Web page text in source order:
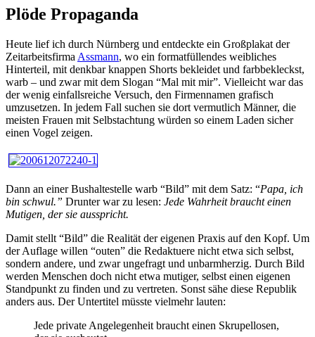
Plöde Propaganda
Heute lief ich durch Nürnberg und entdeckte ein Großplakat der
Zeitarbeitsfirma Assmann, wo ein formatfüllendes weibliches
Hinterteil, mit denkbar knappen Shorts bekleidet und farbbekleckst,
warb – und zwar mit dem Slogan “Mal mit mir”. Vielleicht war das
der wenig einfallsreiche Versuch, den Firmennamen grafisch
umzusetzen. In jedem Fall suchen sie dort vermutlich Männer, die
meisten Frauen mit Selbstachtung würden so einem Laden sicher
einen Vogel zeigen.
Dann an einer Bushaltestelle warb “Bild” mit dem Satz: “Papa, ich
bin schwul.” Drunter war zu lesen: Jede Wahrheit braucht einen
Mutigen, der sie ausspricht.
Damit stellt “Bild” die Realität der eigenen Praxis auf den Kopf. Um
der Auflage willen “outen” die Redaktuere nicht etwa sich selbst,
sondern andere, und zwar ungefragt und unbarmherzig. Durch Bild
werden Menschen doch nicht etwa mutiger, selbst einen eigenen
Standpunkt zu finden und zu vertreten. Sonst sähe diese Republik
anders aus. Der Untertitel müsste vielmehr lauten:
Jede private Angelegenheit braucht einen Skrupellosen,